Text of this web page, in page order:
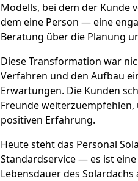
Modells, bei dem der Kunde
dem eine Person — eine
Beratung über die Planung
Diese Transformation war
Verfahren und den Aufbau
Erwartungen. Die Kunden
Freunde
positiven Erfahrung.
Heute steht das Personal
Standardservice — es ist
Lebensdauer des